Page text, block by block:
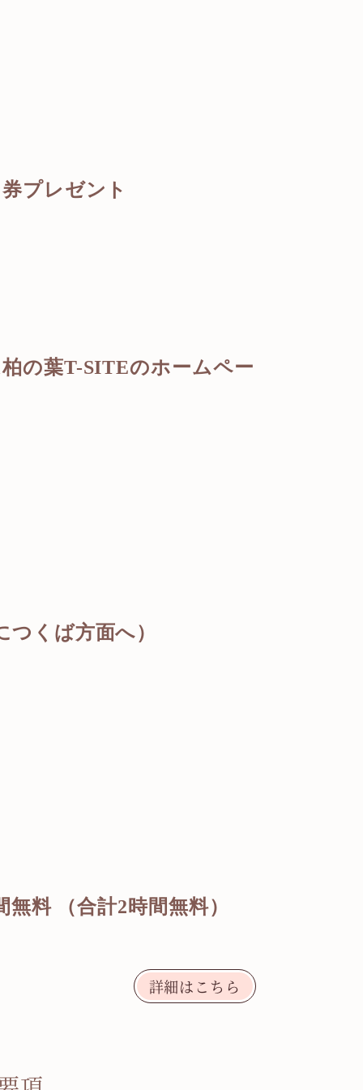
プレゼント
の葉T-SITEのホームペー
つくば方面へ）
無料 （合計2 時間無料）
詳細はこちら